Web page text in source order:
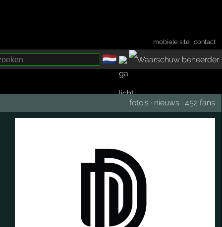
mobiele site ·contact
🇳🇱
foto's · nieuws ·452 fans